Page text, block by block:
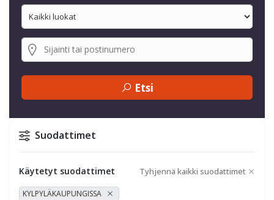
Etsi
Suodattimet
Käytetyt suodattimet Tyhjennä kaikki suodattimet
KYLPYLÄKAUPUNGISSA